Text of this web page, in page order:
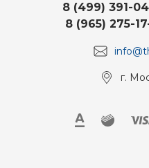
8 (499) 391-
8 (965) 275-
г.